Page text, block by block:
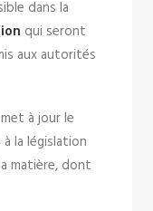
dans la
qui seront
aux autorités
à jour le
la législation
matière, dont